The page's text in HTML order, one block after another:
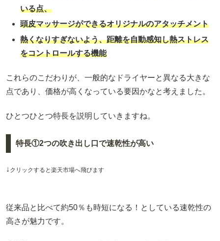
いる点、
頭皮マッサージができるオリジナルのアタッチメント
熱くなりすぎないよう、距離を自動感知し熱ストレス
をコントロールする機能
これらのこだわりが、一般的なドライヤーと異なる大きな
点であり、価格が高くなっている要因かなと考えました。
ひとつひとつ特長を説明していきますね。
特長①2つの吹き出し口で速乾性が高い
↓ クリックすると楽天市場へ飛びます
従来品と比べて約50％も時短になる！としている速乾性の
高さが魅力です。